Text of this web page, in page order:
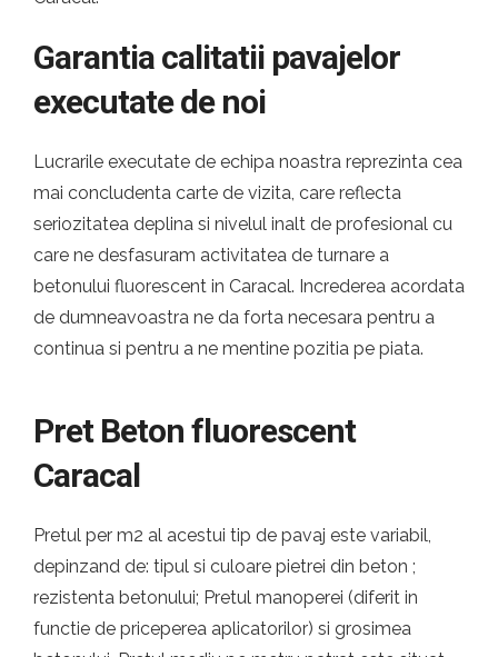
Garantia calitatii pavajelor
executate de noi
Lucrarile executate de echipa noastra reprezinta cea
mai concludenta carte de vizita, care reflecta
seriozitatea deplina si nivelul inalt de profesional cu
care ne desfasuram activitatea de turnare a
betonului fluorescent in Caracal. Increderea acordata
de dumneavoastra ne da forta necesara pentru a
continua si pentru a ne mentine pozitia pe piata.
Pret Beton fluorescent
Caracal
Pretul per m2 al acestui tip de pavaj este variabil,
depinzand de: tipul si culoare pietrei din beton ;
rezistenta betonului; Pretul manoperei (diferit in
functie de priceperea aplicatorilor) si grosimea